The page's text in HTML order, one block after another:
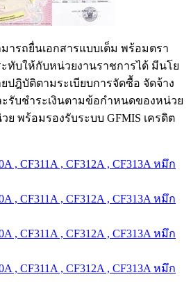
ารถยื่นเอกสารแบบเต็ม พร้อมตรา
ทับให้กับหน่วยงานราชการได้ มีนโย
ปฎิบัติตามระเบียบการจัดซื้อ จัดจ้าง
ะรับชำระเงินตามข้อกำหนดของหน่วย
ย พร้อมรองรับระบบ GFMIS เครดิต